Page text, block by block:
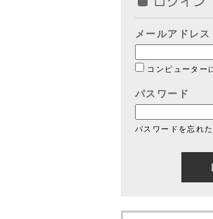
メールアドレス
コンピューター
パスワード
パスワードを忘れ